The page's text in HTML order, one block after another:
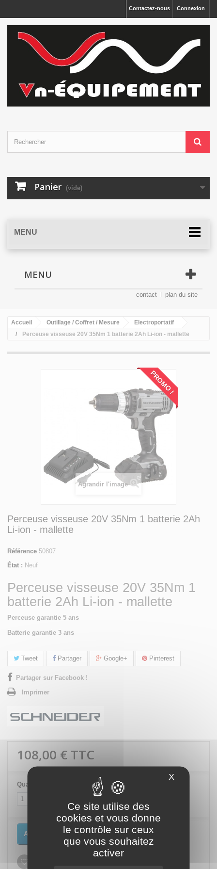
Ce site utilise des
cookies et vous donne
le contrôle sur ceux
que vous souhaitez
activer
X Masquer
Connexion
Contactez-nous
Panier (vide)
MENU
MENU
contact plan du site
Accueil Outillage / Coffret / Mesure
Electroportatif
Perceuse visseuse 20V 35Nm 1 batterie 2Ah Li-ion - mallette
PROMO !
Agrandir l'image
Perceuse visseuse 20V 35Nm 1 batterie 2Ah
Li-ion - mallette
Référence 50807
État : Neuf
Perceuse visseuse 20V 35Nm 1
batterie 2Ah Li-ion - mallette
Perceuse garantie 5 ans
Batterie garantie 3 ans
Tweet Partager Google+ Pinterest
Partager sur Facebook !
Imprimer
108,00 € TTC
Quantité
Ajouter au panier